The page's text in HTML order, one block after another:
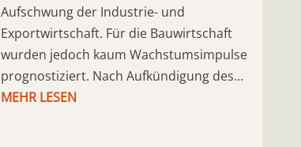
Aufschwung der Industrie- und
Exportwirtschaft. Für die Bauwirtschaft
wurden jedoch kaum Wachstumsimpulse
prognostiziert. Nach Aufkündigung des...
MEHR LESEN